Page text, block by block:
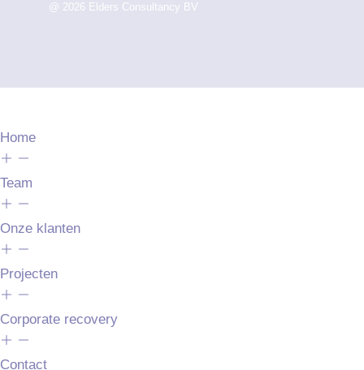
@ 2026 Elders Consultancy BV
Home
Team
Onze klanten
Projecten
Corporate recovery
Contact